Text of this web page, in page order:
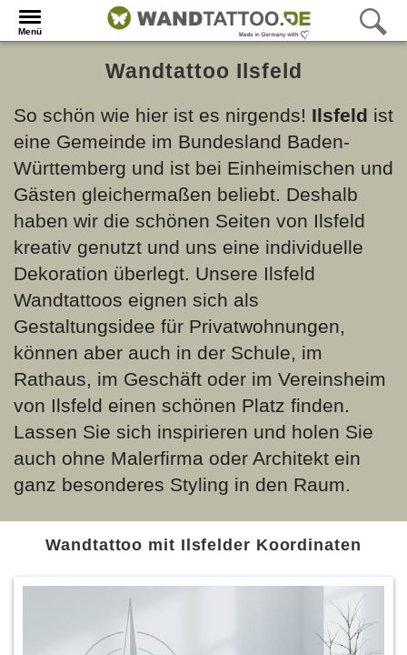
Menü
Wandtattoo Ilsfeld
So schön wie hier ist es nirgends! Ilsfeld ist
eine Gemeinde im Bundesland Baden-
Württemberg und ist bei Einheimischen und
Gästen gleichermaßen beliebt. Deshalb
haben wir die schönen Seiten von Ilsfeld
kreativ genutzt und uns eine individuelle
Dekoration überlegt. Unsere Ilsfeld
Wandtattoos eignen sich als
Gestaltungsidee für Privatwohnungen,
können aber auch in der Schule, im
Rathaus, im Geschäft oder im Vereinsheim
von Ilsfeld einen schönen Platz finden.
Lassen Sie sich inspirieren und holen Sie
auch ohne Malerfirma oder Architekt ein
ganz besonderes Styling in den Raum.
Wandtattoo mit Ilsfelder Koordinaten